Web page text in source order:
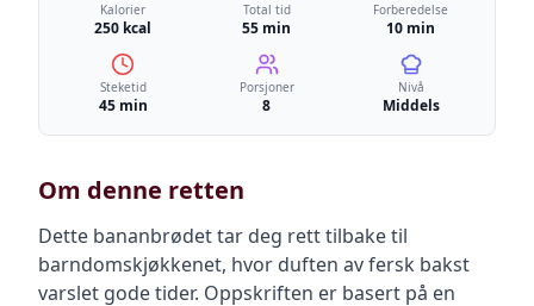
Kalorier
250 kcal
Total tid
55 min
Forberedelse
10 min
Steketid
45 min
Porsjoner
8
Nivå
Middels
Om denne retten
Dette bananbrødet tar deg rett tilbake til
barndomskjøkkenet, hvor duften av fersk bakst
varslet gode tider. Oppskriften er basert på en